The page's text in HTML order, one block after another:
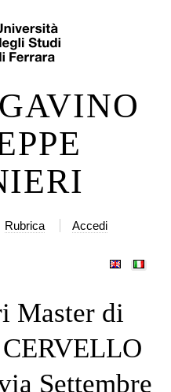
Rubrica Accedi
Master di
Settembre